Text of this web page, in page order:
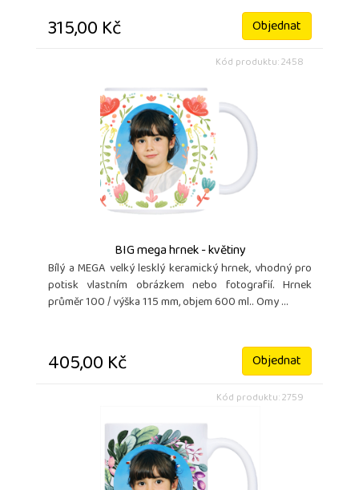
315,00 Kč Objednat
Kód produktu: 2458
BIG mega hrnek - květiny
Bílý a MEGA velký lesklý keramický hrnek, vhodný pro
potisk vlastním obrázkem nebo fotografií. Hrnek
průměr 100 / výška 115 mm, objem 600 ml.. Omy ...
405,00 Kč Objednat
Kód produktu: 2759